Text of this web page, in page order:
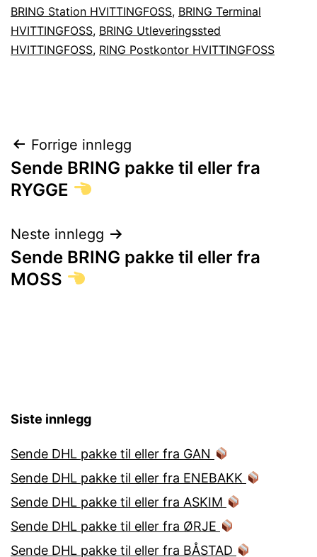
BRING Station HVITTINGFOSS, BRING Terminal
HVITTINGFOSS, BRING Utleveringssted
HVITTINGFOSS, RING Postkontor HVITTINGFOSS
Innleggsnavigasjon
Forrige innlegg
Sende BRING pakke til eller fra
RYGGE
Neste innlegg
Sende BRING pakke til eller fra
MOSS
Siste innlegg
Sende DHL pakke til eller fra GAN
Sende DHL pakke til eller fra ENEBAKK
Sende DHL pakke til eller fra ASKIM
Sende DHL pakke til eller fra ØRJE
Sende DHL pakke til eller fra BÅSTAD